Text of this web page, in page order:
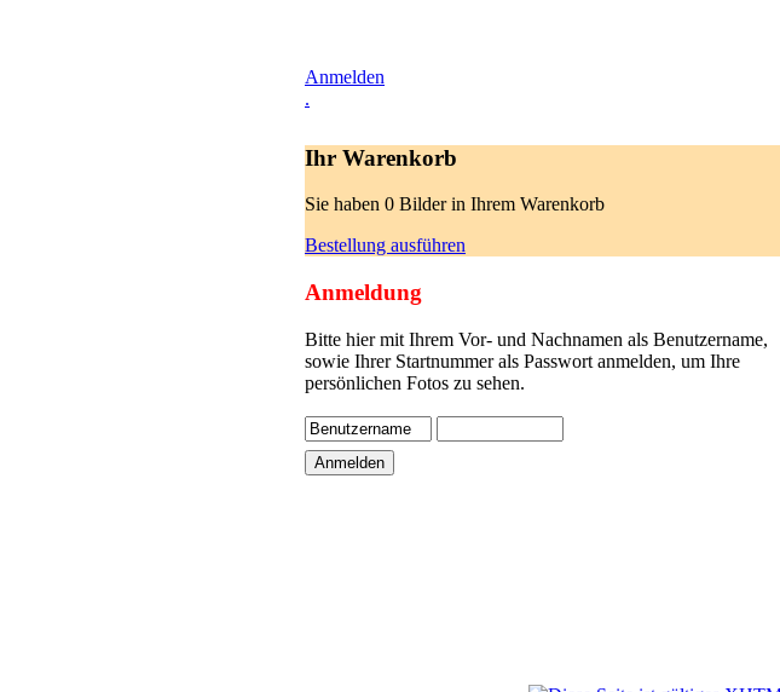
Anmelden
.
Ihr Warenkorb
Sie haben 0 Bilder in Ihrem Warenkorb
Bestellung ausführen
Anmeldung
Bitte hier mit Ihrem Vor- und Nachnamen als Benutzername,
sowie Ihrer Startnummer als Passwort anmelden, um Ihre
persönlichen Fotos zu sehen.